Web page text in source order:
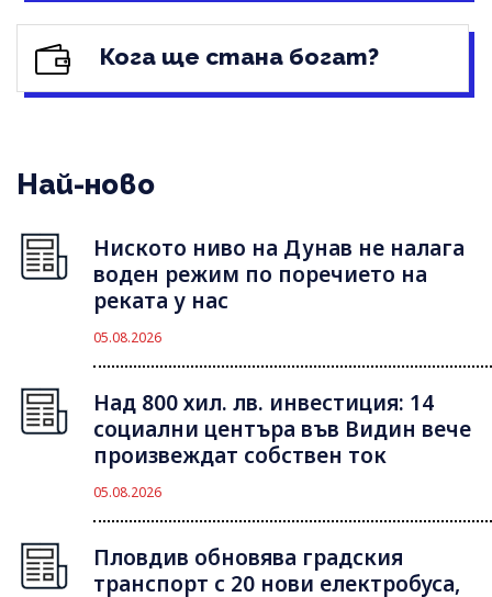
Кога ще стана богат?
Най-ново
Ниското ниво на Дунав не налага
воден режим по поречието на
реката у нас
05.08.2026
Над 800 хил. лв. инвестиция: 14
социални центъра във Видин вече
произвеждат собствен ток
05.08.2026
Пловдив обновява градския
транспорт с 20 нови електробуса,